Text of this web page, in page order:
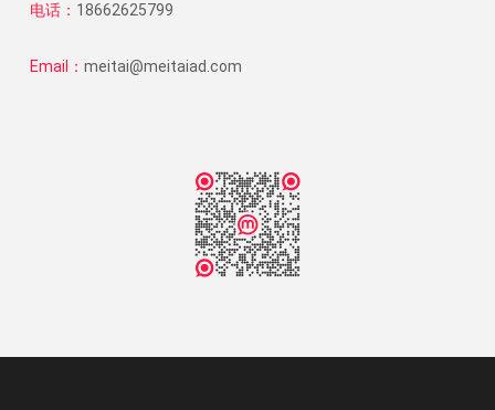
电话： 18662625799
Email： meitai@meitaiad.com